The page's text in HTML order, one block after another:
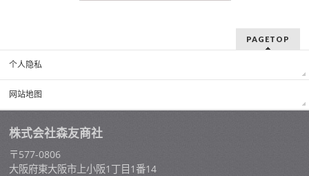
PAGETOP
个人隐私
网站地图
株式会社森友商社
〒577-0806
大阪府東大阪市上小阪1丁目1番14